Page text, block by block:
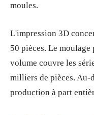
moules.
L'impression 3D
50 pièces. Le
volume couvre les
milliers de pièces. Au-
production à part